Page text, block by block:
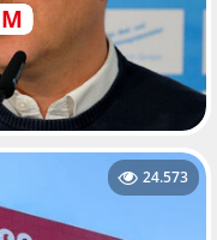
24.573